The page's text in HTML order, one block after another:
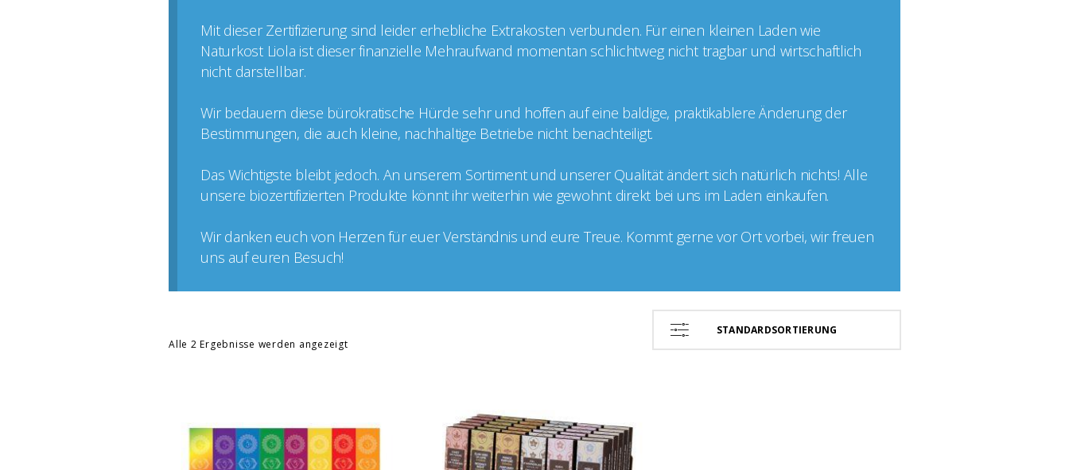
Mit dieser Zertifizierung sind leider erhebliche Extrakosten verbunden. Für einen kleinen Laden wie
Naturkost Liola ist dieser finanzielle Mehraufwand momentan schlichtweg nicht tragbar und wirtschaftlich
nicht darstellbar.
Wir bedauern diese bürokratische Hürde sehr und hoffen auf eine baldige, praktikablere Änderung der
Bestimmungen, die auch kleine, nachhaltige Betriebe nicht benachteiligt.
Das Wichtigste bleibt jedoch. An unserem Sortiment und unserer Qualität ändert sich natürlich nichts! Alle
unsere biozertifizierten Produkte könnt ihr weiterhin wie gewohnt direkt bei uns im Laden einkaufen.
Wir danken euch von Herzen für euer Verständnis und eure Treue. Kommt gerne vor Ort vorbei, wir freuen
uns auf euren Besuch!
Alle 2 Ergebnisse werden angezeigt
STANDARDSORTIERUNG